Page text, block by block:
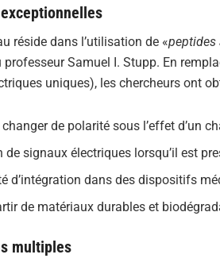
réside dans l’utilisation de «peptides
Samuel I. Stupp. En
uniques), les chercheurs ont
de polarité sous l’effet d’un
de signaux électriques lorsqu’il est
d’intégration dans des dispositifs
de matériaux durables et
multiples